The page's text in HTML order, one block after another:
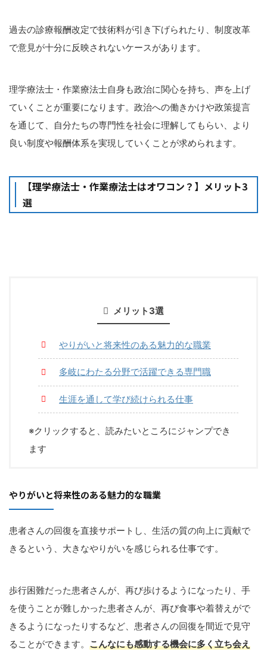
過去の診療報酬改定で技術料が引き下げられたり、制度改革
で意見が十分に反映されないケースがあります。
理学療法士・作業療法士自身も政治に関心を持ち、声を上げ
ていくことが重要になります。政治への働きかけや政策提言
を通じて、自分たちの専門性を社会に理解してもらい、より
良い制度や報酬体系を実現していくことが求められます。
【理学療法士・作業療法士はオワコン？】メリット3
選
メリット3選
やりがいと将来性のある魅力的な職業
多岐にわたる分野で活躍できる専門職
生涯を通して学び続けられる仕事
※クリックすると、読みたいところにジャンプでき
ます
やりがいと将来性のある魅力的な職業
患者さんの回復を直接サポートし、生活の質の向上に貢献で
きるという、大きなやりがいを感じられる仕事です。
歩行困難だった患者さんが、再び歩けるようになったり、手
を使うことが難しかった患者さんが、再び食事や着替えがで
きるようになったりするなど、患者さんの回復を間近で見守
ることができます。 こんなにも感動する機会に多く立ち会え